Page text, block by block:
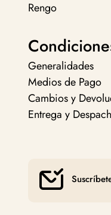
Rengo
Generalidades
Medios de Pago
Cambios y
Entrega y